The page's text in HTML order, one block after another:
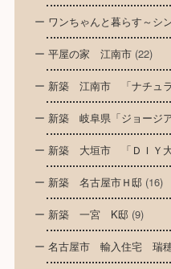
ワンちゃんと暮らす～シ
平屋の家 江南市(22)
新築 江南市 「ナチュラ
新築 岐阜県「ジョージ
新築 大垣市 「ＤＩＹ大
新築 名古屋市Ｈ邸(16)
新築 一宮 K邸(9)
名古屋市 輸入住宅 瑞